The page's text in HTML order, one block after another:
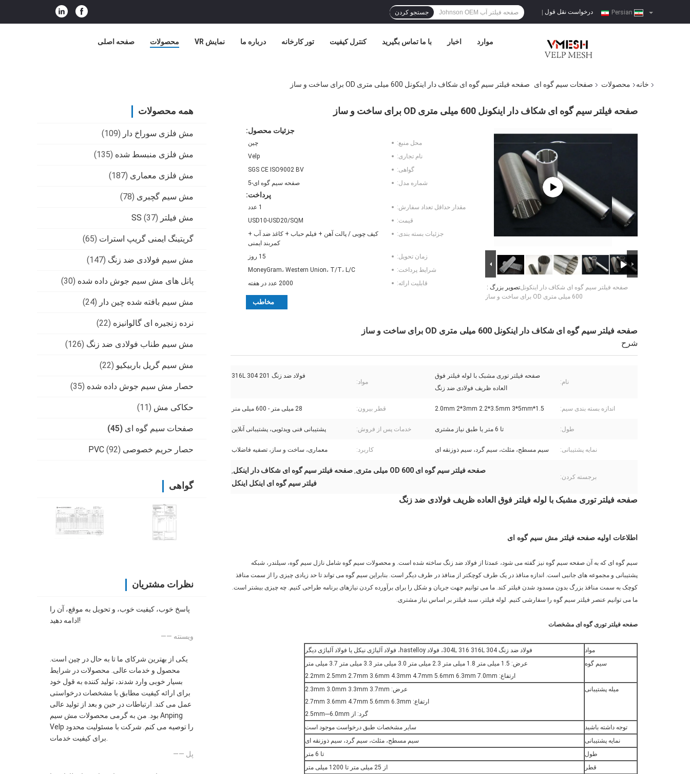
درخواست نقل قول جستجو کردن
صفحه اصلی محصولات نمایش VR درباره ما تور کارخانه کنترل کیفیت با ما تماس بگیرید اخبار موارد
خانه محصولات صفحات سیم گوه ای صفحه فیلتر سیم گوه ای شکاف دار اینکونل 600 میلی متری OD برای ساخت و ساز
همه محصولات
مش فلزی سوراخ دار (109)
مش فلزی منبسط شده (135)
مش فلزی معماری (187)
مش سیم گچبری (78)
مش فیلتر SS (37)
گریتینگ ایمنی گریپ استرات (65)
مش سیم فولادی ضد زنگ (147)
پانل های مش سیم جوش داده شده (30)
مش سیم بافته شده چین دار (24)
نرده زنجیره ای گالوانیزه (22)
مش سیم طناب فولادی ضد زنگ (126)
مش سیم گریل باربیکیو (22)
حصار مش سیم جوش داده شده (35)
حکاکی مش (11)
صفحات سیم گوه ای (45)
حصار حریم خصوصی PVC (92)
گواهی
نظرات مشتریان
پاسخ خوب، کیفیت خوب، و تحویل به موقع، آن را
ادامه دهید!
—— ویسنته
یکی از بهترین شرکای ما تا به حال در چین است.
محصول و خدمات عالی. محصولات در شرایط
بسیار خوبی وارد شدند، تولید کننده به قول خود
برای ارائه کیفیت مطابق با مشخصات درخواستی
عمل می کند. ارتباطات در حین و بعد از تولید عالی
بود. من به گرمی محصولات مش سیم Anping
Velp را توصیه می کنم. شرکت با مسئولیت محدود
برای کیفیت خدمات.
—— پل
صفحه فیلتر سیم گوه ای شکاف دار اینکونل 600 میلی متری OD برای ساخت و ساز
تصویر بزرگ :صفحه فیلتر سیم گوه ای شکاف دار اینکونل
600 میلی متری OD برای ساخت و ساز
جزئیات محصول:
محل منبع:
چین
نام تجاری:
Velp
گواهی:
SGS CE ISO9002 BV
شماره مدل:
صفحه سیم گوه ای-5
پرداخت:
مقدار حداقل تعداد سفارش:
1 عدد
قیمت:
USD10-USD20/SQM
جزئیات بسته بندی:
کیف چوبی / پالت آهن + فیلم حباب + کاغذ ضد آب +
کمربند ایمنی
زمان تحویل:
15 روز
شرایط پرداخت:
MoneyGram، Western Union، T/T، L/C
قابلیت ارائه:
2000 عدد در هفته
مخاطب
صفحه فیلتر سیم گوه ای شکاف دار اینکونل 600 میلی متری OD برای ساخت و ساز
شرح
نام:
صفحه فیلتر توری مشبک با لوله فیلتر فوق
العاده ظریف فولادی ضد زنگ
مواد:
فولاد ضد زنگ 201 304 316L
اندازه بسته بندی سیم: 1.5*2.0mm 2*3mm 2.2*3.5mm 3*5mm قطر بیرون: 28 میلی متر - 600 میلی متر
طول: تا 6 متر یا طبق نیاز مشتری خدمات پس از فروش: پشتیبانی فنی ویدئویی، پشتیبانی آنلاین
نمایه پشتیبانی: سیم مسطح، مثلث، سیم گرد، سیم ذوزنقه ای کاربرد: معماری، ساخت و ساز، تصفیه فاضلاب
برجسته کردن:
صفحه فیلتر سیم گوه ای OD 600 میلی متری , صفحه فیلتر سیم گوه ای شکاف دار اینکل,
فیلتر سیم گوه ای اینکل اینکل
صفحه فیلتر توری مشبک با لوله فیلتر فوق العاده ظریف فولادی ضد زنگ
اطلاعات اولیه صفحه فیلتر مش سیم گوه ای
سیم گوه ای که به آن صفحه سیم گوه نیز گفته می شود، عمدتا از فولاد ضد زنگ ساخته شده است. و محصولات سیم گوه شامل نازل سیم گوه، سیلندر، شبکه
پشتیبانی و مجموعه های جانبی است. اندازه منافذ در یک طرف کوچکتر از منافذ در طرف دیگر است. بنابراین سیم گوه می تواند تا حد زیادی چیزی را از سمت منافذ
کوچک به سمت منافذ بزرگ بدون مسدود شدن فیلتر کند. ما می توانیم جهت جریان و شکل را برای برآورده کردن نیازهای برنامه طراحی کنیم. چه چیزی بیشتر است.
ما می توانیم عنصر فیلتر سیم گوه را سفارشی کنیم. لوله فیلتر، سبد فیلتر بر اساس نیاز مشتری.
صفحه فیلتر توری گوه ای مشخصات
مواد
فولاد ضد زنگ 304 304L 316 316L، فولاد hastelloy، فولاد آلیاژی نیکل یا فولاد آلیاژی دیگر
سیم گوه
عرض: 1.5 میلی متر 1.8 میلی متر 2.3 میلی متر 3.0 میلی متر 3.3 میلی متر 3.7 میلی متر
ارتفاع: 2.2mm 2.5mm 2.7mm 3.6mm 4.3mm 4.7mm 5.6mm 6.3mm 7.0mm
میله پشتیبانی
عرض: 2.3mm 3.0mm 3.3mm 3.7mm
ارتفاع: 2.7mm 3.6mm 4.7mm 5.6mm 6.3mm
گرد: از 2.5mm---6.0mm
توجه داشته باشید
سایر مشخصات طبق درخواست موجود است
نمایه پشتیبانی
سیم مسطح، مثلث، سیم گرد، سیم ذوزنقه ای
طول
تا 6 متر
قطر
از 25 میلی متر تا 1200 میلی متر